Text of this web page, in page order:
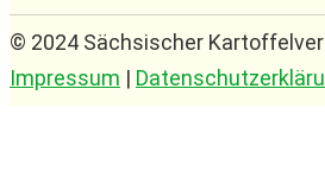
© 2024 Sächsischer
Impressum |